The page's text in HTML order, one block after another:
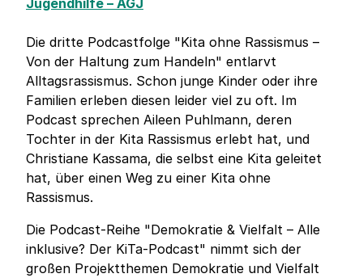
Die dritte Podcastfolge "Kita ohne Rassismus –
Von der Haltung zum Handeln" entlarvt
Alltagsrassismus. Schon junge Kinder oder ihre
Familien erleben diesen leider viel zu oft. Im
Podcast sprechen Aileen Puhlmann, deren
Tochter in der Kita Rassismus erlebt hat, und
Christiane Kassama, die selbst eine Kita geleitet
hat, über einen Weg zu einer Kita ohne
Rassismus.
Die Podcast-Reihe "Demokratie & Vielfalt – Alle
inklusive? Der KiTa-Podcast" nimmt sich der
großen Projektthemen Demokratie und Vielfalt